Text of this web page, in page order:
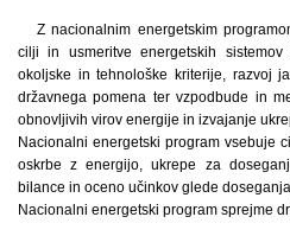
Z nacionalnim energetskim
cilji in usmeritve energetskih
okoljske in tehnološke kriterije, razvoj
državnega pomena ter vzpodbude in
obnovljivih virov energije in izvajanje
Nacionalni energetski program vsebuje
oskrbe z energijo, ukrepe za
bilance in oceno učinkov glede
Nacionalni energetski program sprejme